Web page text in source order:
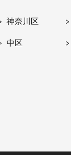
神奈川区
中区